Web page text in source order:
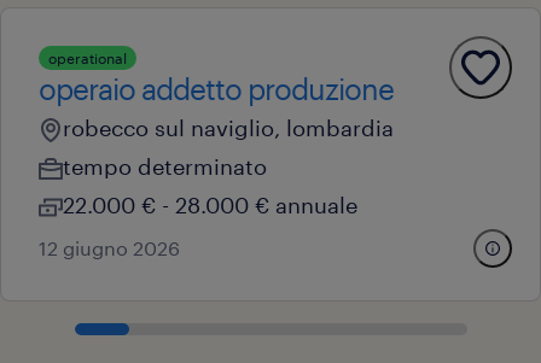
operational
operaio addetto produzione
robecco sul naviglio, lombardia
tempo determinato
22.000 € - 28.000 € annuale
12 giugno 2026